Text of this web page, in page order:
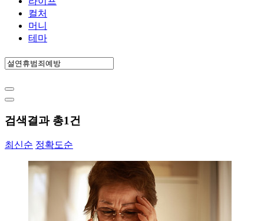
컬처
머니
테마
검색결과 총1건
최신순 정확도순